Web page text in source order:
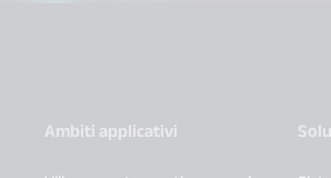
Ambiti applicativi